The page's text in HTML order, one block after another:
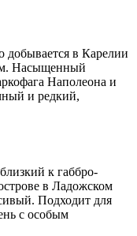
добывается в Карелии
Насыщенный
Наполеона и
и редкий,
к габбро-
в Ладожском
Подходит для
с особым